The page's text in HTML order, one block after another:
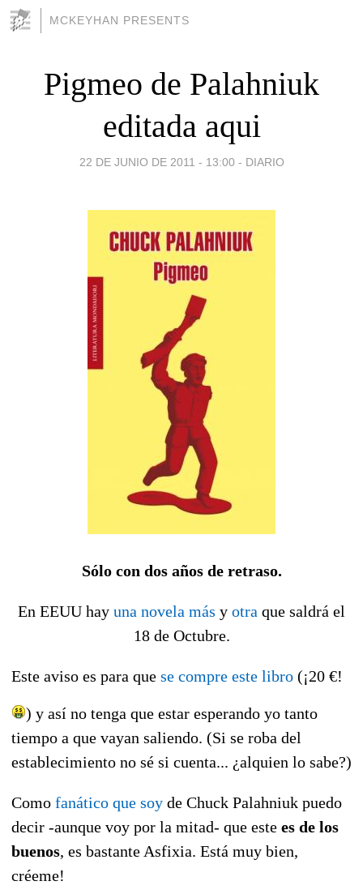
MCKEYHAN PRESENTS
Pigmeo de Palahniuk
editada aqui
22 DE JUNIO DE 2011 - 13:00 - DIARIO
Sólo con dos años de retraso.
En EEUU hay una novela más y otra que saldrá el
18 de Octubre.
Este aviso es para que se compre este libro (¡20 €!
) y así no tenga que estar esperando yo tanto
tiempo a que vayan saliendo. (Si se roba del
establecimiento no sé si cuenta... ¿alquien lo sabe?)
Como fanático que soy de Chuck Palahniuk puedo
decir -aunque voy por la mitad- que este es de los
buenos, es bastante Asfixia. Está muy bien,
créeme!